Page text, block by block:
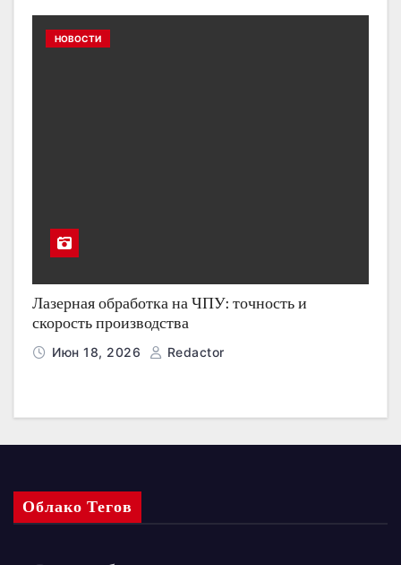
НОВОСТИ
Лазерная обработка на ЧПУ: точность и
скорость производства
Июн 18, 2026 Redactor
Облако Тегов